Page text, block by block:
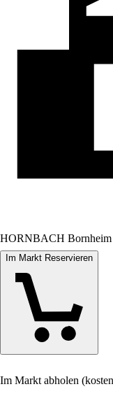
HORNBACH Bornheim
Im Markt Reservieren
Im Markt abholen